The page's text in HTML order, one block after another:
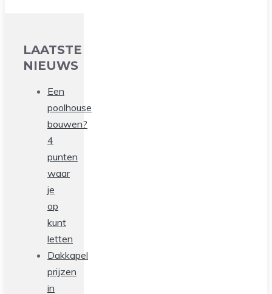
LAATSTE
NIEUWS
Een
poolhouse
bouwen?
4
punten
waar
je
op
kunt
letten
Dakkapel
prijzen
in